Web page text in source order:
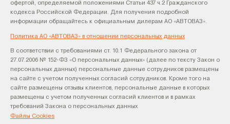
офертой, определяемой положениями Статьи 437 ч.2 Гражданского
кодекса Российской Федерации. Для получения подробной
информации обращайтесь к официальным дилерам АО «АВТОВАЗ».
Политика АО «АВТОВАЗ» в отношении персональных данных
В соответствии с требованиями ст. 10.1 Федерального закона от
27.07.2006 № 152-ФЗ «О персональных данных» (далее по тексту Закон о
персональных данных) персональные данные сотрудников размещены
на сайте с учетом полученных согласий сотрудников. Кроме того на
сайте размещены отзывы клиентов, персональные данные в которых
размещены с учетом полученных согласий клиентов и в рамках
требований Закона о персональных данных
Файлы Cookies